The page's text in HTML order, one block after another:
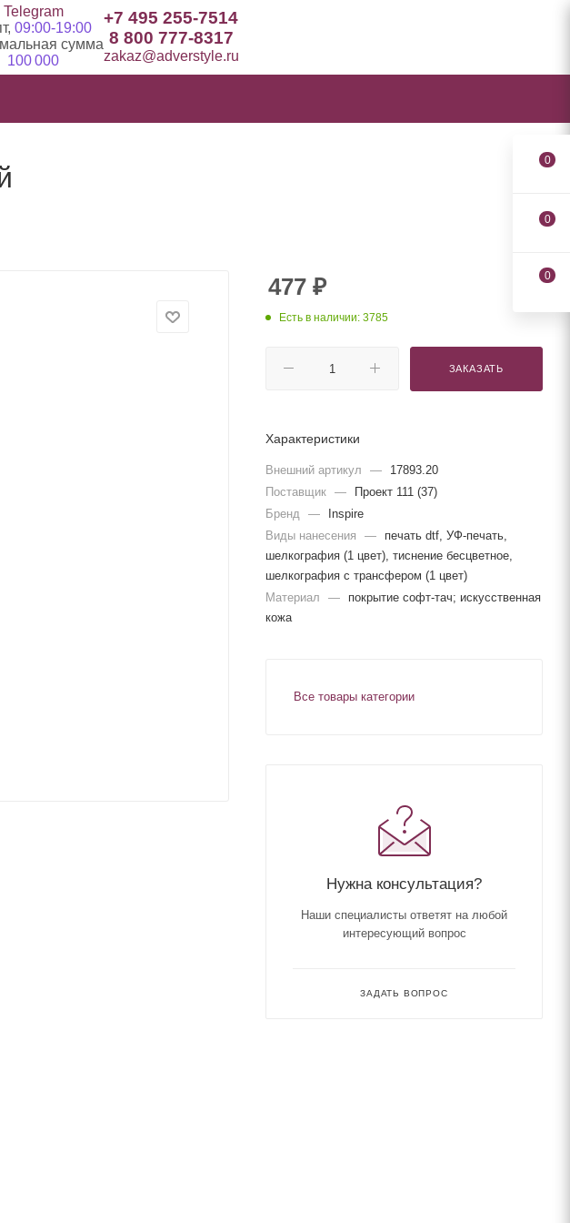
Telegram
09:00-19:00
сумма
100 000
+7 495 255-7514
8 800 777-8317
zakaz@adverstyle.ru
477 ₽
Есть в наличии: 3785
ЗАКАЗАТЬ
Характеристики
Внешний артикул —
17893.20
Поставщик —
Проект 111 (37)
Бренд
—
Inspire
Виды нанесения
—
печать dtf, УФ-печать,
шелкография (1 цвет), тиснение бесцветное,
шелкография с трансфером (1 цвет)
Материал
—
покрытие софт-тач; искусственная
кожа
Все товары категории
Нужна консультация?
Наши специалисты ответят на любой
интересующий вопрос
ЗАДАТЬ ВОПРОС
0
0
0